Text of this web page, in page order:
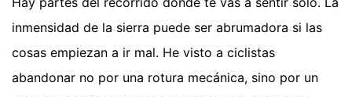
inmensidad de la sierra puede ser abrumadora si las
cosas empiezan a ir mal. He visto a ciclistas
abandonar no por una rotura mecánica, sino por un